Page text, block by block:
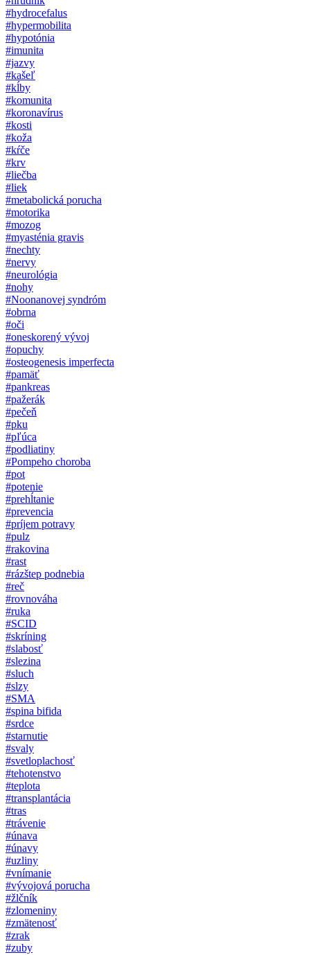
#hydrocefalus
#hypermobilita
#hypotónia
#imunita
#jazvy
#kašeľ
#kĺby
#komunita
#koronavírus
#kosti
#koža
#kŕče
#krv
#liečba
#liek
#metabolická porucha
#motorika
#mozog
#myasténia gravis
#nechty
#nervy
#neurológia
#nohy
#Noonanovej syndróm
#obrna
#oči
#oneskorený vývoj
#opuchy
#osteogenesis imperfecta
#pamäť
#pankreas
#pažerák
#pečeň
#pku
#pľúca
#podliatiny
#Pompeho choroba
#pot
#potenie
#prehĺtanie
#prevencia
#príjem potravy
#pulz
#rakovina
#rast
#rázštep podnebia
#reč
#rovnováha
#ruka
#SCID
#skríning
#slabosť
#slezina
#sluch
#slzy
#SMA
#spina bifida
#srdce
#starnutie
#svaly
#svetloplachosť
#tehotenstvo
#teplota
#transplantácia
#tras
#trávenie
#únava
#únavy
#uzliny
#vnímanie
#vývojová porucha
#žlčník
#zlomeniny
#zmätenosť
#zrak
#zuby